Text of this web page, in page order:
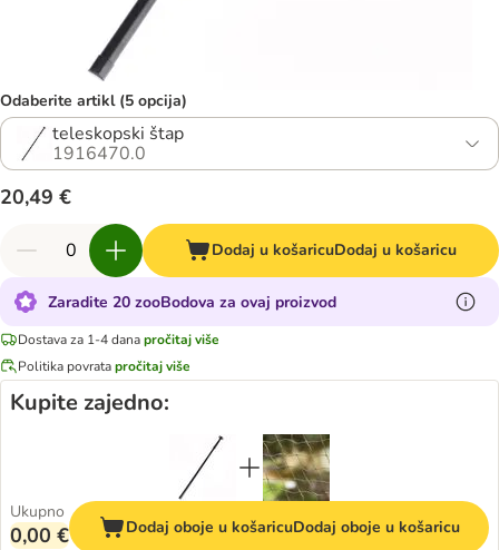
Odaberite artikl (5 opcija)
teleskopski štap
1916470.0
20,49 €
Dodaj u košaricuDodaj u košaricu
Zaradite 20 zooBodova za ovaj proizvod
Dostava za 1-4 danapročitaj više
Politika povratapročitaj više
Kupite zajedno:
Ukupno
0,00 € Dodaj oboje u košaricuDodaj oboje u košaricu